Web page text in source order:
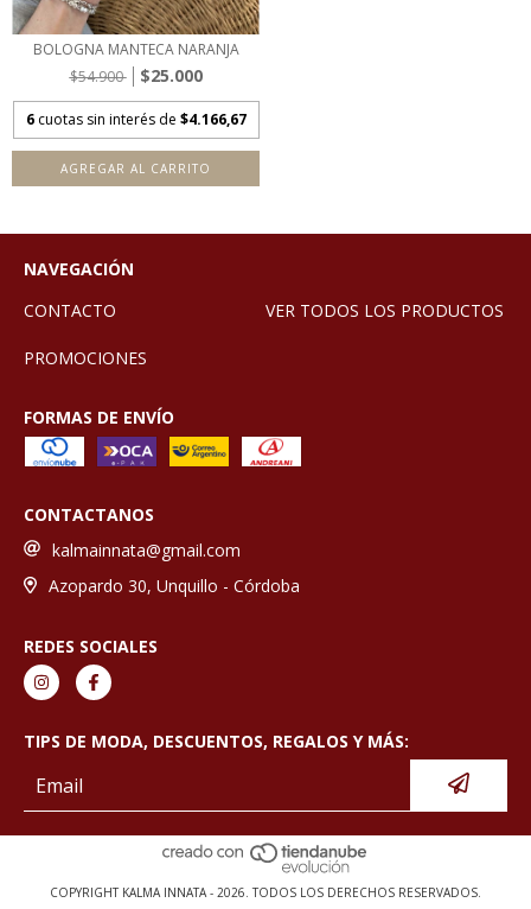
BOLOGNA MANTECA NARANJA
$54.900
$25.000
6 cuotas sin interés de $4.166,67
AGREGAR AL CARRITO
NAVEGACIÓN
CONTACTO
VER TODOS LOS PRODUCTOS
PROMOCIONES
FORMAS DE ENVÍO
CONTACTANOS
kalmainnata@gmail.com
Azopardo 30, Unquillo - Córdoba
REDES SOCIALES
TIPS DE MODA, DESCUENTOS, REGALOS Y MÁS:
COPYRIGHT KALMA INNATA - 2026. TODOS LOS DERECHOS RESERVADOS.